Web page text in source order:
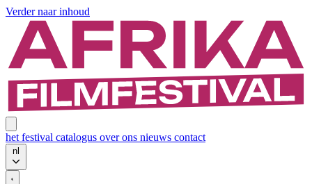
Verder naar inhoud
het festival catalogus over ons nieuws contact
nl